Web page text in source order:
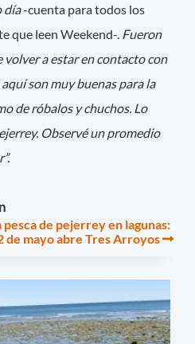
día-cuenta para todos los
que leen Weekend-. Fueron
volver a estar en contacto con
aquí son muy buenas para la
de róbalos y chuchos. Lo
Observé un promedio
pesca de pejerrey en lagunas:
de mayo abre Tres Arroyos